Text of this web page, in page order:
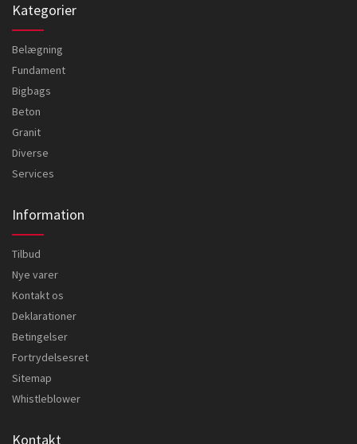
Kategorier
Belægning
Fundament
Bigbags
Beton
Granit
Diverse
Services
Information
Tilbud
Nye varer
Kontakt os
Deklarationer
Betingelser
Fortrydelsesret
Sitemap
Whistleblower
Kontakt